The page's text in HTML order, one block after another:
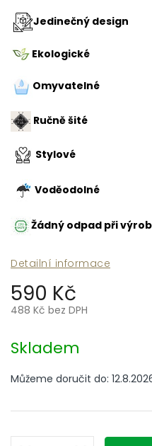
590 Kč
488 Kč bez DPH
cena:
Skladem
Můžeme doručit do:
Jedinečný design
Ekologické
Omyvatelné
Ručně šité
Stylové
Voděodolné
Žádný odpad při
Detailní informace